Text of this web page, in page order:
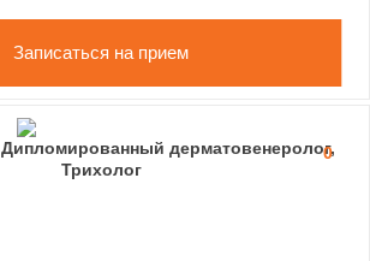
Записаться на прием
0
Дипломированный дерматовенеролог,
Трихолог